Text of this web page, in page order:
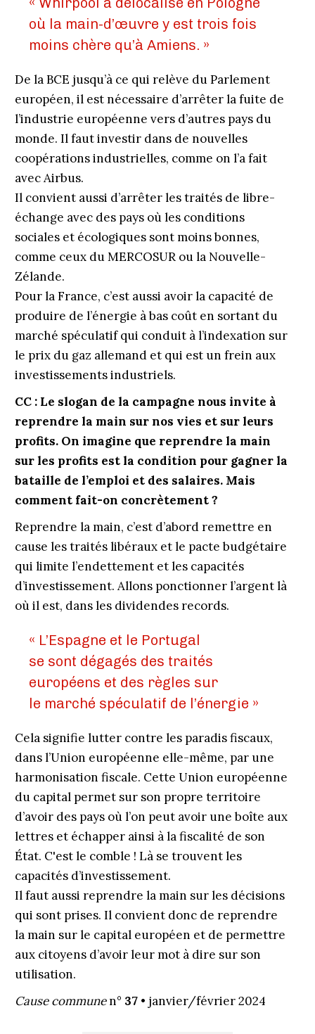
où la main-d’œuvre y est trois fois
moins chère qu’à Amiens. »
De la BCE jusqu’à ce qui relève du Parlement
européen, il est nécessaire d’arrêter la fuite de
l’industrie européenne vers d’autres pays du
monde. Il faut investir dans de nouvelles
coopérations industrielles, comme on l’a fait
avec Airbus.
Il convient aussi d’arrêter les traités de libre-
échange avec des pays où les conditions
sociales et écologiques sont moins bonnes,
comme ceux du MERCOSUR ou la Nouvelle-
Zélande.
Pour la France, c’est aussi avoir la capacité de
produire de l’énergie à bas coût en sortant du
marché spéculatif qui conduit à l’indexation sur
le prix du gaz allemand et qui est un frein aux
investissements industriels.
CC : Le slogan de la campagne nous invite à
reprendre la main sur nos vies et sur leurs
profits. On imagine que reprendre la main
sur les profits est la condition pour gagner la
bataille de l’emploi et des salaires. Mais
comment fait-on concrètement ?
Reprendre la main, c’est d’abord remettre en
cause les traités libéraux et le pacte budgétaire
qui limite l’endettement et les capacités
d’investissement. Allons ponctionner l’argent là
où il est, dans les dividendes records.
« L’Espagne et le Portugal
se sont dégagés des traités
européens et des règles sur
le marché spéculatif de l’énergie »
Cela signifie lutter contre les paradis fiscaux,
dans l’Union européenne elle-même, par une
harmonisation fiscale. Cette Union européenne
du capital permet sur son propre territoire
d’avoir des pays où l’on peut avoir une boîte aux
lettres et échapper ainsi à la fiscalité de son
État. C'est le comble ! Là se trouvent les
capacités d’investissement.
Il faut aussi reprendre la main sur les décisions
qui sont prises. Il convient donc de reprendre
la main sur le capital européen et de permettre
aux citoyens d’avoir leur mot à dire sur son
utilisation.
Cause communen° 37 • janvier/février 2024